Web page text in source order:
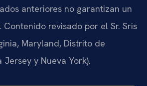
anteriores no garantizan un
Contenido revisado por el Sr. Sris
Maryland, Distrito de
Jersey y Nueva York).